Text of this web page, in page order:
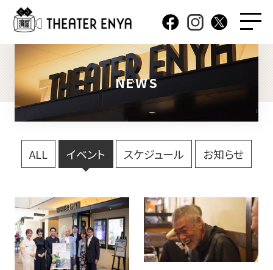
NEWS
ALL イベント スケジュール お知らせ